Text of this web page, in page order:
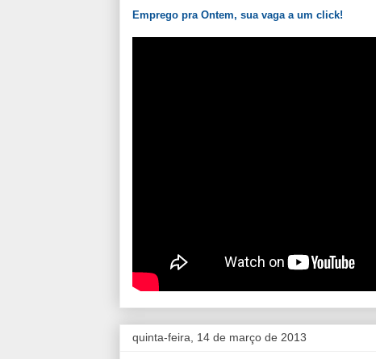
Emprego pra Ontem, sua vaga a um click!
quinta-feira, 14 de março de 2013